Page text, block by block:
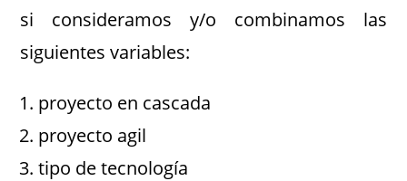
si consideramos y/o combinamos las
siguientes variables:
proyecto en cascada
proyecto agil
tipo de tecnología